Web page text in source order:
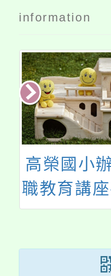
information
臺北醫學
放六門優
語磨課師
程免